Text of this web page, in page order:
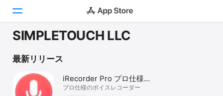
アプリ
SIMPLETOUCH LLC
最新リリース
iRecorder Pro プロ仕様の
ボイスレコーダー
プロ仕様のボイスレコーダー